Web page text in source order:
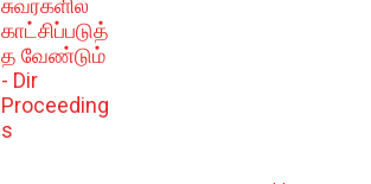
சுவர்களில்
காட்சிப்படுத்
த வேண்டும்
- Dir
Proceeding
s